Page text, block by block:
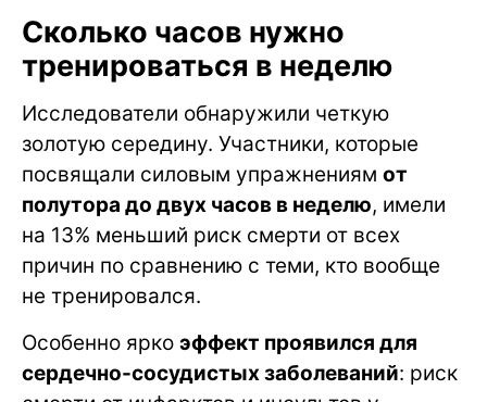
Сколько часов нужно
тренироваться в неделю
Исследователи обнаружили четкую
золотую середину. Участники, которые
посвящали силовым упражнениям от
полутора до двух часов в неделю, имели
на 13% меньший риск смерти от всех
причин по сравнению с теми, кто вообще
не тренировался.
Особенно ярко эффект проявился для
сердечно-сосудистых заболеваний: риск